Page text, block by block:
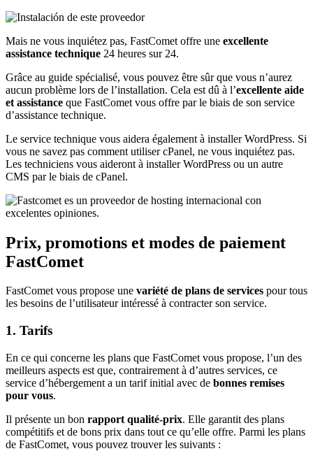
Mais ne vous inquiétez pas, FastComet offre une excellente
assistance technique 24 heures sur 24.
Grâce au guide spécialisé, vous pouvez être sûr que vous n’aurez
aucun problème lors de l’installation. Cela est dû à l’excellente aide
et assistance que FastComet vous offre par le biais de son service
d’assistance technique.
Le service technique vous aidera également à installer WordPress. Si
vous ne savez pas comment utiliser cPanel, ne vous inquiétez pas.
Les techniciens vous aideront à installer WordPress ou un autre
CMS par le biais de cPanel.
Prix, promotions et modes de paiement
FastComet
FastComet vous propose une variété de plans de services pour tous
les besoins de l’utilisateur intéressé à contracter son service.
1. Tarifs
En ce qui concerne les plans que FastComet vous propose, l’un des
meilleurs aspects est que, contrairement à d’autres services, ce
service d’hébergement a un tarif initial avec de bonnes remises
pour vous.
Il présente un bon rapport qualité-prix. Elle garantit des plans
compétitifs et de bons prix dans tout ce qu’elle offre. Parmi les plans
de FastComet, vous pouvez trouver les suivants :